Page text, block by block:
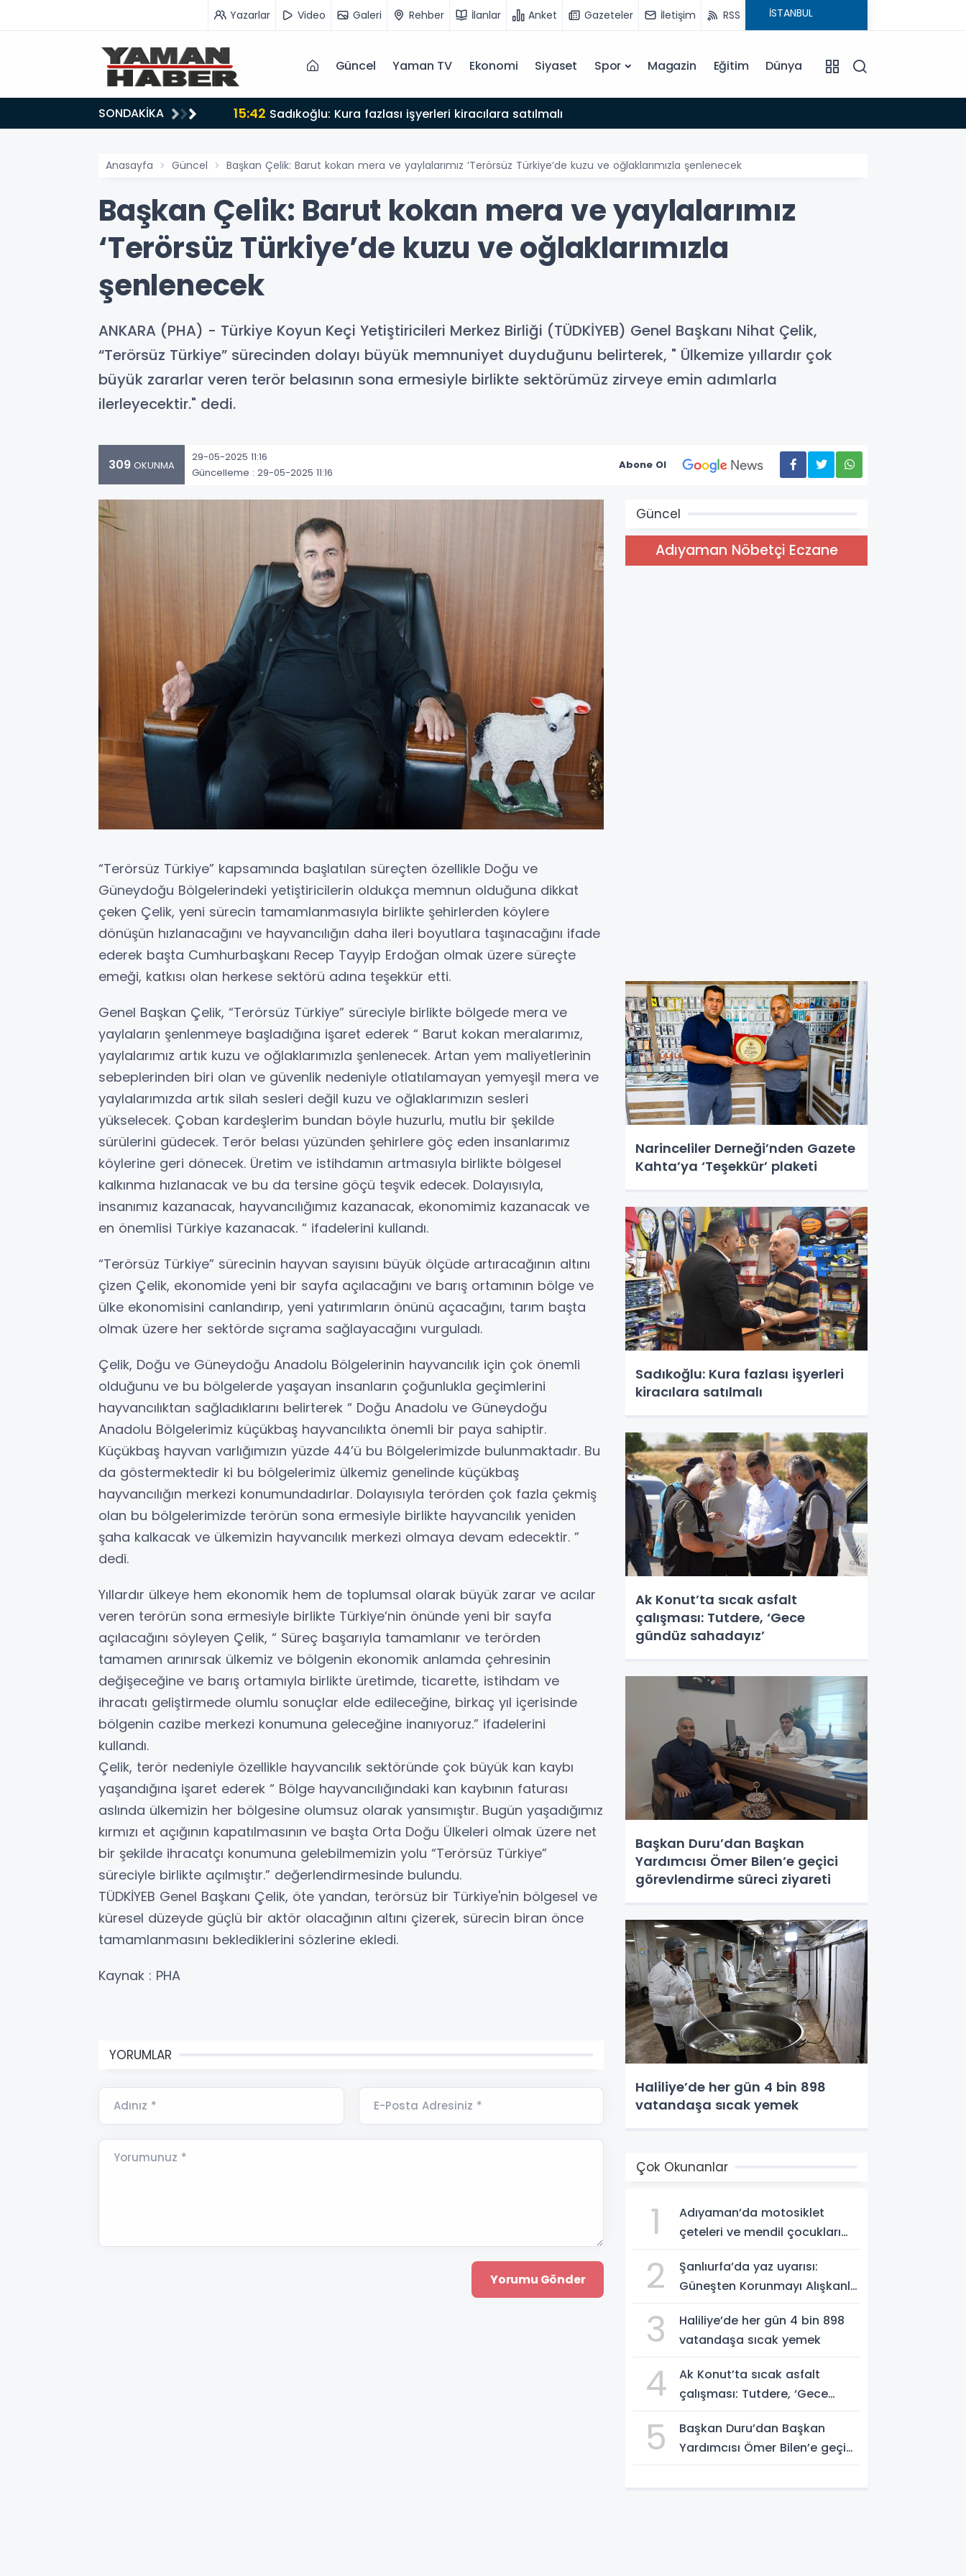
Yazarlar Video Galeri Rehber İlanlar Anket Gazeteler İletişim RSS
Güncel Yaman TV Ekonomi Siyaset Spor Magazin Eğitim Dünya
SONDAKİKA
tarafında olmayı seçtim’ 15:42 Sadıkoğlu: Kura fazlası işyerleri kiracılara satılmalı
Anasayfa Güncel Başkan Çelik: Barut kokan mera ve yaylalarımız ‘Terörsüz Türkiye’de kuzu ve oğlaklarımızla şenlenecek
Başkan Çelik: Barut kokan mera ve yaylalarımız
‘Terörsüz Türkiye’de kuzu ve oğlaklarımızla
şenlenecek
ANKARA (PHA) - Türkiye Koyun Keçi Yetiştiricileri Merkez Birliği (TÜDKİYEB) Genel Başkanı Nihat Çelik,
“Terörsüz Türkiye” sürecinden dolayı büyük memnuniyet duyduğunu belirterek, " Ülkemize yıllardır çok
büyük zararlar veren terör belasının sona ermesiyle birlikte sektörümüz zirveye emin adımlarla
ilerleyecektir." dedi.
309 OKUNMA
29-05-2025 11:16
Güncelleme : 29-05-2025 11:16
Abone Ol
“Terörsüz Türkiye” kapsamında başlatılan süreçten özellikle Doğu ve
Güneydoğu Bölgelerindeki yetiştiricilerin oldukça memnun olduğuna dikkat
çeken Çelik, yeni sürecin tamamlanmasıyla birlikte şehirlerden köylere
dönüşün hızlanacağını ve hayvancılığın daha ileri boyutlara taşınacağını ifade
ederek başta Cumhurbaşkanı Recep Tayyip Erdoğan olmak üzere süreçte
emeği, katkısı olan herkese sektörü adına teşekkür etti.
Genel Başkan Çelik, “Terörsüz Türkiye” süreciyle birlikte bölgede mera ve
yaylaların şenlenmeye başladığına işaret ederek “ Barut kokan meralarımız,
yaylalarımız artık kuzu ve oğlaklarımızla şenlenecek. Artan yem maliyetlerinin
sebeplerinden biri olan ve güvenlik nedeniyle otlatılamayan yemyeşil mera ve
yaylalarımızda artık silah sesleri değil kuzu ve oğlaklarımızın sesleri
yükselecek. Çoban kardeşlerim bundan böyle huzurlu, mutlu bir şekilde
sürülerini güdecek. Terör belası yüzünden şehirlere göç eden insanlarımız
köylerine geri dönecek. Üretim ve istihdamın artmasıyla birlikte bölgesel
kalkınma hızlanacak ve bu da tersine göçü teşvik edecek. Dolayısıyla,
insanımız kazanacak, hayvancılığımız kazanacak, ekonomimiz kazanacak ve
en önemlisi Türkiye kazanacak. “ ifadelerini kullandı.
“Terörsüz Türkiye” sürecinin hayvan sayısını büyük ölçüde artıracağının altını
çizen Çelik, ekonomide yeni bir sayfa açılacağını ve barış ortamının bölge ve
ülke ekonomisini canlandırıp, yeni yatırımların önünü açacağını, tarım başta
olmak üzere her sektörde sıçrama sağlayacağını vurguladı.
Çelik, Doğu ve Güneydoğu Anadolu Bölgelerinin hayvancılık için çok önemli
olduğunu ve bu bölgelerde yaşayan insanların çoğunlukla geçimlerini
hayvancılıktan sağladıklarını belirterek “ Doğu Anadolu ve Güneydoğu
Anadolu Bölgelerimiz küçükbaş hayvancılıkta önemli bir paya sahiptir.
Küçükbaş hayvan varlığımızın yüzde 44’ü bu Bölgelerimizde bulunmaktadır. Bu
da göstermektedir ki bu bölgelerimiz ülkemiz genelinde küçükbaş
hayvancılığın merkezi konumundadırlar. Dolayısıyla terörden çok fazla çekmiş
olan bu bölgelerimizde terörün sona ermesiyle birlikte hayvancılık yeniden
şaha kalkacak ve ülkemizin hayvancılık merkezi olmaya devam edecektir. ”
dedi.
Yıllardır ülkeye hem ekonomik hem de toplumsal olarak büyük zarar ve acılar
veren terörün sona ermesiyle birlikte Türkiye’nin önünde yeni bir sayfa
açılacağını söyleyen Çelik, “ Süreç başarıyla tamamlanır ve terörden
tamamen arınırsak ülkemiz ve bölgenin ekonomik anlamda çehresinin
değişeceğine ve barış ortamıyla birlikte üretimde, ticarette, istihdam ve
ihracatı geliştirmede olumlu sonuçlar elde edileceğine, birkaç yıl içerisinde
bölgenin cazibe merkezi konumuna geleceğine inanıyoruz.” ifadelerini
kullandı.
Çelik, terör nedeniyle özellikle hayvancılık sektöründe çok büyük kan kaybı
yaşandığına işaret ederek “ Bölge hayvancılığındaki kan kaybının faturası
aslında ülkemizin her bölgesine olumsuz olarak yansımıştır. Bugün yaşadığımız
kırmızı et açığının kapatılmasının ve başta Orta Doğu Ülkeleri olmak üzere net
bir şekilde ihracatçı konumuna gelebilmemizin yolu “Terörsüz Türkiye”
süreciyle birlikte açılmıştır.” değerlendirmesinde bulundu.
TÜDKİYEB Genel Başkanı Çelik, öte yandan, terörsüz bir Türkiye'nin bölgesel ve
küresel düzeyde güçlü bir aktör olacağının altını çizerek, sürecin biran önce
tamamlanmasını beklediklerini sözlerine ekledi.
Kaynak : PHA
YORUMLAR
Adınız * E-Posta Adresiniz *
Yorumunuz *
Güncel
Adıyaman Nöbetçi Eczane
Narinceliler Derneği’nden Gazete
Kahta’ya ‘Teşekkür’ plaketi
Sadıkoğlu: Kura fazlası işyerleri
kiracılara satılmalı
Ak Konut’ta sıcak asfalt
çalışması: Tutdere, ‘Gece
gündüz sahadayız’
Başkan Duru’dan Başkan
Yardımcısı Ömer Bilen’e geçici
görevlendirme süreci ziyareti
Haliliye’de her gün 4 bin 898
vatandaşa sıcak yemek
Çok Okunanlar
1
Adıyaman’da motosiklet
çeteleri ve mendil çocukları
2
Şanlıurfa’da yaz uyarısı:
Güneşten Korunmayı Alışkanlık
3
Haliliye’de her gün 4 bin 898
vatandaşa sıcak yemek
4
Ak Konut’ta sıcak asfalt
çalışması: Tutdere, ‘Gece
5
Başkan Duru’dan Başkan
Yardımcısı Ömer Bilen’e geçici